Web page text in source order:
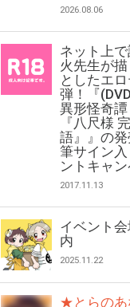
2026.08.06
ネット上
火先生が
としたエ
弾！『
異形怪奇譚
『八尺様
語』』の
筆サイン
ントキャ
2017.11.13
イベント
内
2025.11.22
★とらの